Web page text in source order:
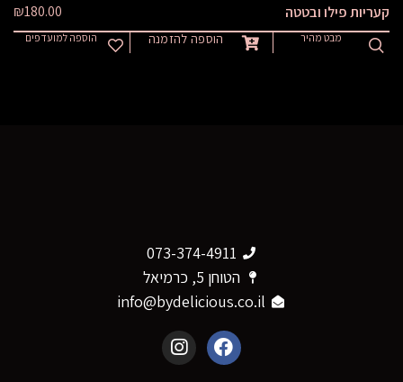
קעריות פילו ובטטה ₪180.00
הוספה למועדפים הוספה להזמנה מבט מהיר
073-374-4911
הטוחן 5, כרמיאל
info@bydelicious.co.il